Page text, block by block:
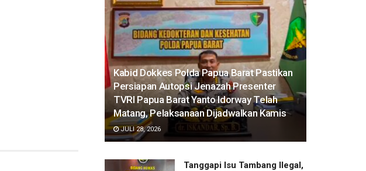
Kabid Dokkes Polda Papua Barat Pastikan
Persiapan Autopsi Jenazah Presenter
TVRI Papua Barat Yanto Idorway Telah
Matang, Pelaksanaan Dijadwalkan Kamis
JULI 28, 2026
Tanggapi Isu Tambang Ilegal,